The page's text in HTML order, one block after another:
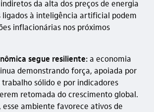
da alta dos preços de energia
ligados à inteligência artificial podem
inflacionárias nos próximos
segue resiliente:a economia
demonstrando força, apoiada por
sólido e por indicadores
retomada do crescimento global.
ambiente favorece ativos de